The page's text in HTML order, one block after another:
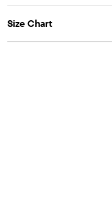
Size Chart